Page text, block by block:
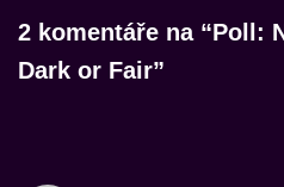
2 komentáře na “Poll:
Dark or Fair”